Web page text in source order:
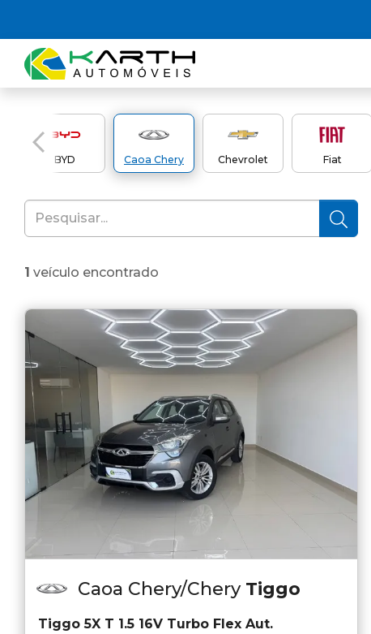
BYD Caoa Chery Chevrolet Fiat
1 veículo encontrado
Caoa Chery/Chery Tiggo
Tiggo 5X T 1.5 16V Turbo Flex Aut.